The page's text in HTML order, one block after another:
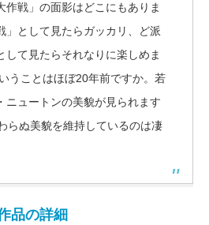
作戦」の面影はどこにもありま
」として見たらガッカリ、ど派
して見たらそれなりに楽しめま
うことはほぼ20年前ですか。若
ニュートンの美貌が見られます
らぬ美貌を維持しているのは凄
品の詳細